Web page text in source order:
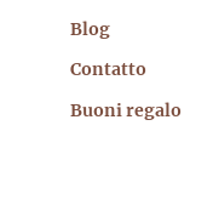
Blog
Contatto
Buoni regalo